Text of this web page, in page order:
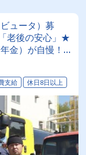
ュータ）募
老後の安心」★
金）が自慢！◎
支援あり（要
ど報われる会
支給 休日8日以上